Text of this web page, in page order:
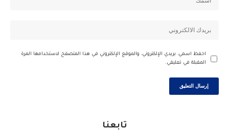
احفظ اسمي، بريدي الإلكتروني، والموقع الإلكتروني في هذا المتصفح لاستخدامها المرة
المقبلة في تعليقي.
تابعنا